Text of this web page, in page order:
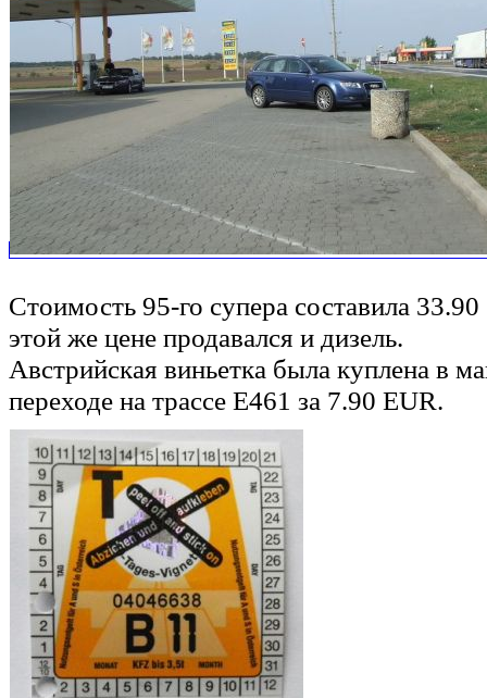
Стоимость 95-го супера составила
этой же цене продавался и дизель.
Австрийская виньетка была куплена в
переходе на трассе E461 за 7.90 EUR.